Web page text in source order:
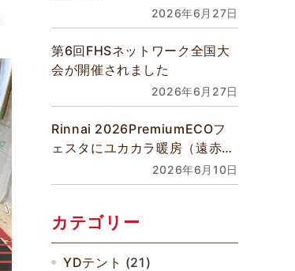
2026年6月27日
第6回FHSネットワーク全国大
会が開催されました
2026年6月27日
Rinnai 2026PremiumECOフ
ェスタにユカカラ暖房（遠赤外
線温水式床暖房）が展示されま
す
2026年6月10日
カテゴリー
YDテント (21)